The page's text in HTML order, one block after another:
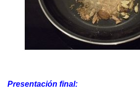
Presentación final: